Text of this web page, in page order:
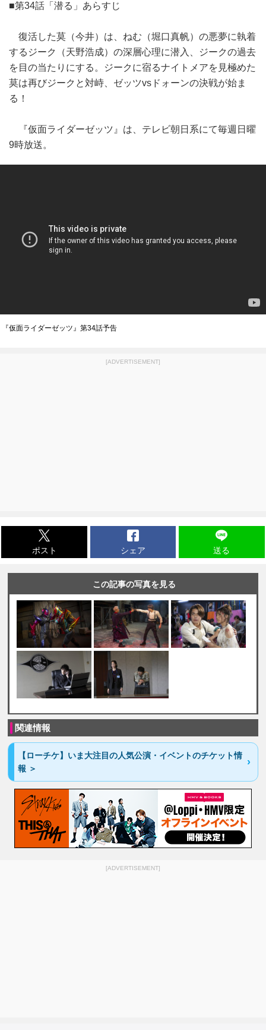
■第34話「潜る」あらすじ
復活した莫（今井）は、ねむ（堀口真帆）の悪夢に執着
するジーク（天野浩成）の深層心理に潜入、ジークの過去
を目の当たりにする。ジークに宿るナイトメアを見極めた
莫は再びジークと対峙、ゼッツvsドォーンの決戦が始ま
る！
『仮面ライダーゼッツ』は、テレビ朝日系にて毎週日曜
9時放送。
『仮面ライダーゼッツ』第34話予告
[ADVERTISEMENT]
ポスト シェア 送る
この記事の写真を見る
関連情報
【ローチケ】いま大注目の人気公演・イベントのチケット情
報 ＞
[ADVERTISEMENT]